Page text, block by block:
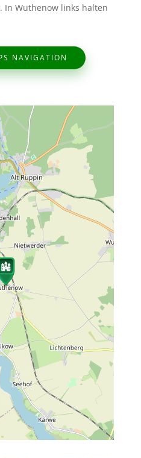
In Wuthenow links halten
NAVIGATION